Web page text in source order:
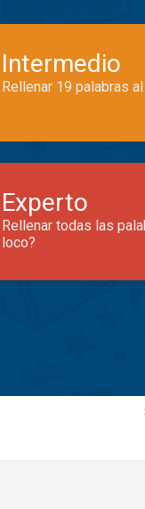
Intermedio
Rellenar 19 palabras
Experto
Rellenar todas las
loco?